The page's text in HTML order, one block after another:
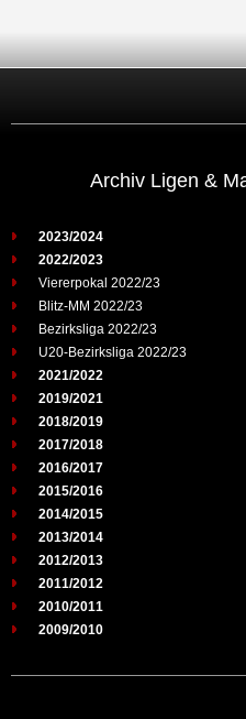
Archiv Ligen &
2023/2024
2022/2023
Viererpokal 2022/23
Blitz-MM 2022/23
Bezirksliga 2022/23
U20-Bezirksliga 2022/23
2021/2022
2019/2021
2018/2019
2017/2018
2016/2017
2015/2016
2014/2015
2013/2014
2012/2013
2011/2012
2010/2011
2009/2010